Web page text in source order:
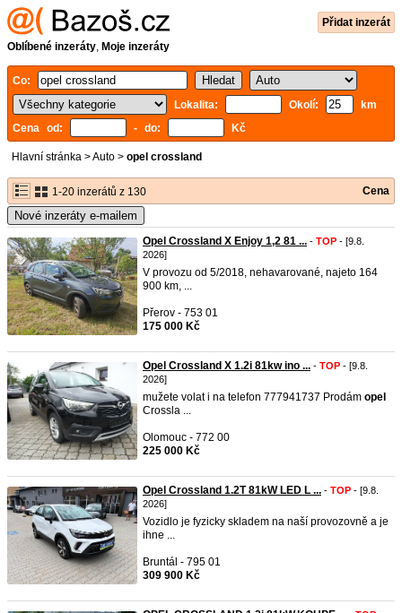
Přidat inzerát
Oblíbené inzeráty, Moje inzeráty
Co:
Lokalita:
Okolí:
km
Cena od:
- do: Kč
Hlavní stránka >Auto > opel crossland
1-20 inzerátů z 130 Cena
Nové inzeráty e-mailem
Opel Crossland X Enjoy 1,2 81 ... - TOP - [9.8.
2026]
V provozu od 5/2018, nehavarované, najeto 164
900 km, ...
Přerov - 753 01
175 000 Kč
Opel Crossland X 1.2i 81kw ino ... - TOP - [9.8.
2026]
mužete volat i na telefon 777941737 Prodám opel
Crossla ...
Olomouc - 772 00
225 000 Kč
Opel Crossland 1.2T 81kW LED L ... - TOP - [9.8.
2026]
Vozidlo je fyzicky skladem na naší provozovně a je
ihne ...
Bruntál - 795 01
309 900 Kč